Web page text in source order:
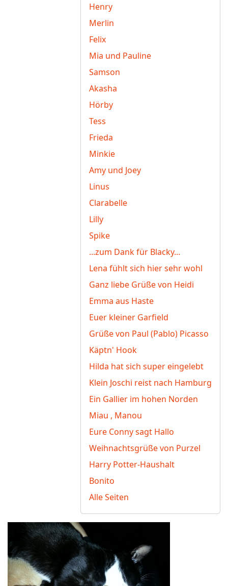
Henry
Merlin
Felix
Mia und Pauline
Samson
Akasha
Hörby
Tess
Frieda
Minkie
Amy und Joey
Linus
Clarabelle
Lilly
Spike
...zum Dank für Blacky...
Lena fühlt sich hier sehr wohl
Ganz liebe Grüße von Heidi
Emma aus Haste
Euer kleiner Garfield
Grüße von Paul (Pablo) Picasso
Käptn' Hook
Hilda hat sich super eingelebt
Klein Joschi reist nach Hamburg
Ein Gallier im hohen Norden
Miau , Manou
Eure Conny sagt Hallo
Weihnachtsgrüße von Purzel
Harry Potter-Haushalt
Bonito
Alle Seiten